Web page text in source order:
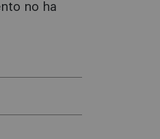
no ha